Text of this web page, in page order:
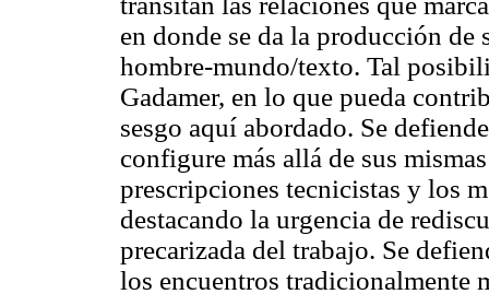
en donde se da la producción
hombre-mundo/texto. Tal
Gadamer, en lo que pueda
sesgo aquí abordado. Se
configure más allá de sus
prescripciones tecnicistas y los
destacando la urgencia de
precarizada del trabajo. Se
los encuentros tradicionalmente